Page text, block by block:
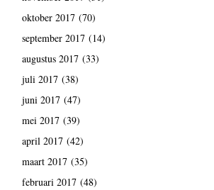
oktober 2017(70)
september 2017(14)
augustus 2017(33)
juli 2017(38)
juni 2017(47)
mei 2017(39)
april 2017(42)
maart 2017(35)
februari 2017(48)